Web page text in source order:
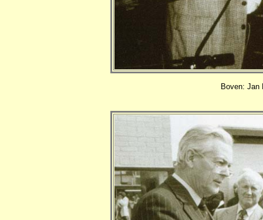
Boven: Jan